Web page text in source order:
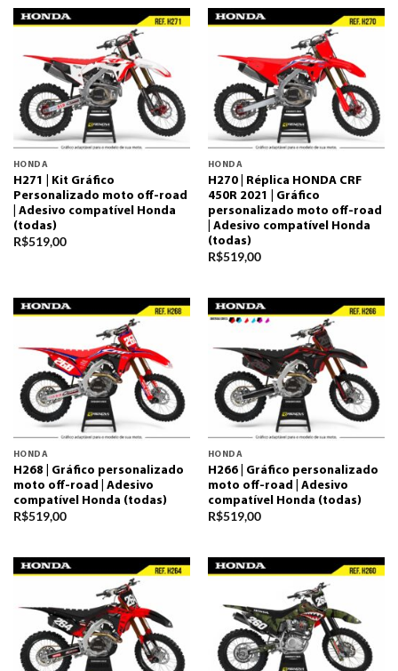
HONDA
H271 | Kit Gráfico
Personalizado moto off-road
| Adesivo compatível Honda
(todas)
R$519,00
HONDA
H270 | Réplica HONDA CRF
450R 2021 | Gráfico
personalizado moto off-road
| Adesivo compatível Honda
(todas)
R$519,00
HONDA
H268 | Gráfico personalizado
moto off-road | Adesivo
compatível Honda (todas)
R$519,00
HONDA
H266 | Gráfico personalizado
moto off-road | Adesivo
compatível Honda (todas)
R$519,00